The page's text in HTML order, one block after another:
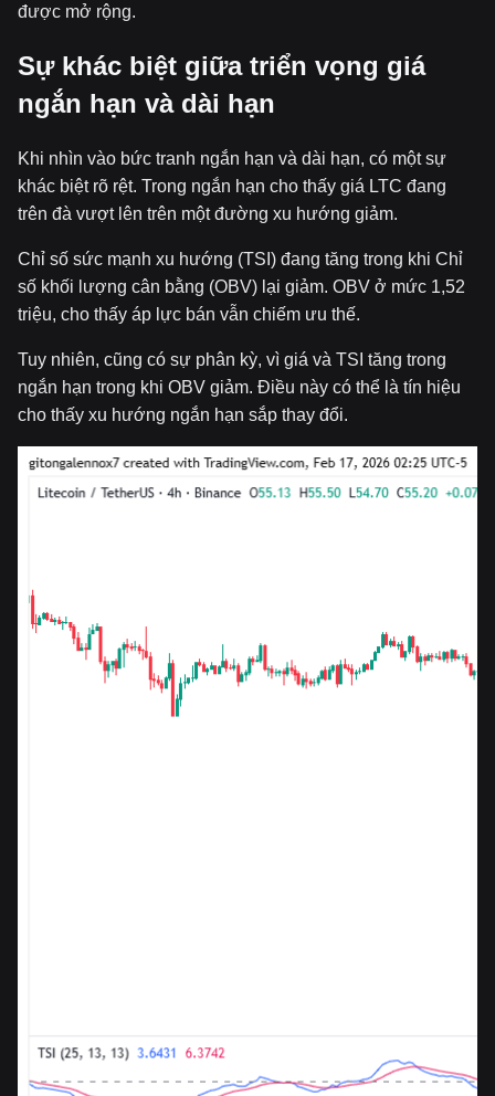
được mở rộng.
Sự khác biệt giữa triển vọng giá
ngắn hạn và dài hạn
Khi nhìn vào bức tranh ngắn hạn và dài hạn, có một sự
khác biệt rõ rệt. Trong ngắn hạn cho thấy giá LTC đang
trên đà vượt lên trên một đường xu hướng giảm.
Chỉ số sức mạnh xu hướng (TSI) đang tăng trong khi Chỉ
số khối lượng cân bằng (OBV) lại giảm. OBV ở mức 1,52
triệu, cho thấy áp lực bán vẫn chiếm ưu thế.
Tuy nhiên, cũng có sự phân kỳ, vì giá và TSI tăng trong
ngắn hạn trong khi OBV giảm. Điều này có thể là tín hiệu
cho thấy xu hướng ngắn hạn sắp thay đổi.